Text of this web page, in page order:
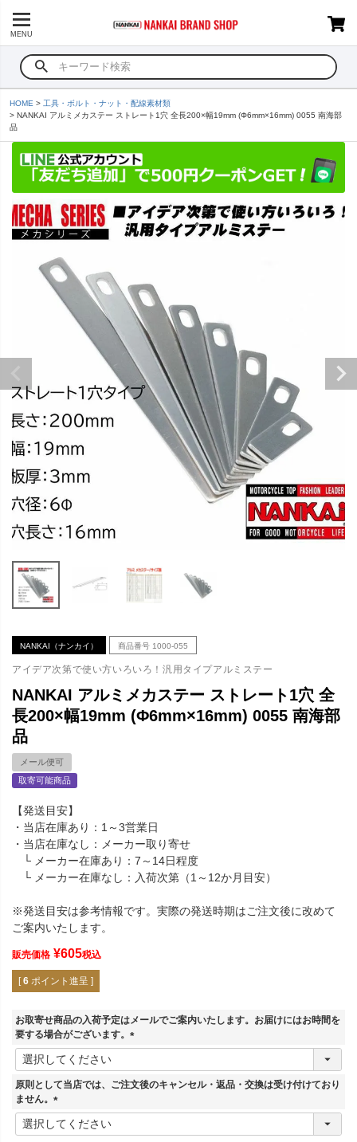
MENU
HOME
工具・ボルト・ナット・配線素材類
NANKAI アルミメカステー ストレート1穴 全長200×幅19mm (Φ6mm×16mm) 0055 南海部
品
NANKAI（ナンカイ） 商品番号 1000-055
アイデア次第で使い方いろいろ！汎用タイプアルミステー
NANKAI アルミメカステー ストレート1穴 全
長200×幅19mm (Φ6mm×16mm) 0055 南海部
品
メール便可
取寄可能商品
【発送目安】
・当店在庫あり：1～3営業日
・当店在庫なし：メーカー取り寄せ
└ メーカー在庫あり：7～14日程度
└ メーカー在庫なし：入荷次第（1～12か月目安）
※発送目安は参考情報です。実際の発送時期はご注文後に改めて
ご案内いたします。
販売価格 ¥605税込
[ 6 ポイント進呈 ]
お取寄せ商品の入荷予定はメールでご案内いたします。お届けにはお時間を
要する場合がございます。
(
須
原則として当店では、ご注文後のキャンセル・返品・交換は受け付けており
ません。
(
必